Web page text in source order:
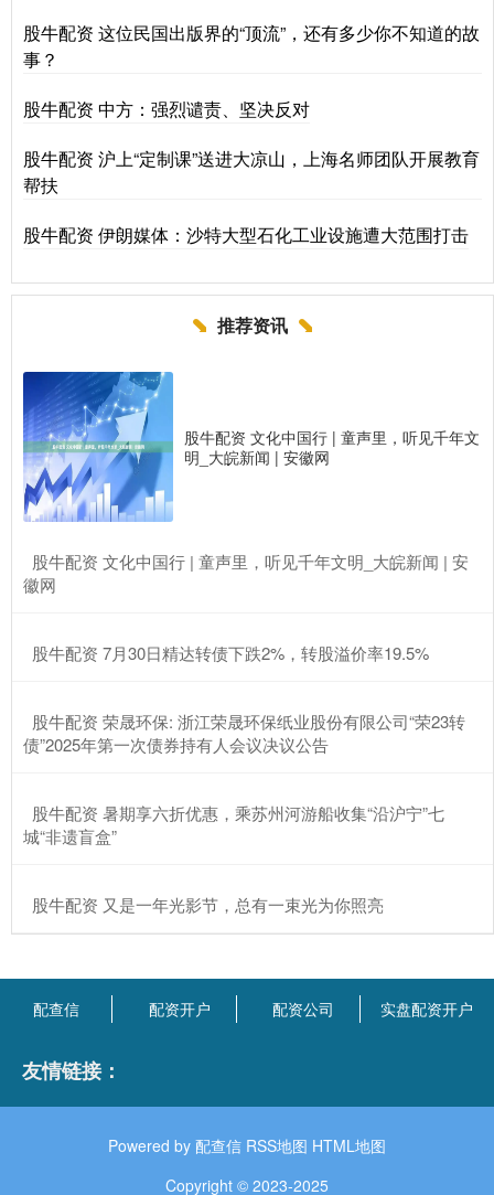
股牛配资 这位民国出版界的“顶流”，还有多少你不知道的故
事？
股牛配资 中方：强烈谴责、坚决反对
股牛配资 沪上“定制课”送进大凉山，上海名师团队开展教育
帮扶
股牛配资 伊朗媒体：沙特大型石化工业设施遭大范围打击
推荐资讯
股牛配资 文化中国行 | 童声里，听见千年文
明_大皖新闻 | 安徽网
​股牛配资 文化中国行 | 童声里，听见千年文明_大皖新闻 | 安
徽网
​股牛配资 7月30日精达转债下跌2%，转股溢价率19.5%
​股牛配资 荣晟环保: 浙江荣晟环保纸业股份有限公司“荣23转
债”2025年第一次债券持有人会议决议公告
​股牛配资 暑期享六折优惠，乘苏州河游船收集“沿沪宁”七
城“非遗盲盒”
​股牛配资 又是一年光影节，总有一束光为你照亮
配查信 配资开户 配资公司 实盘配资开户
友情链接：
Powered by 配查信 RSS地图 HTML地图
Copyright © 2023-2025